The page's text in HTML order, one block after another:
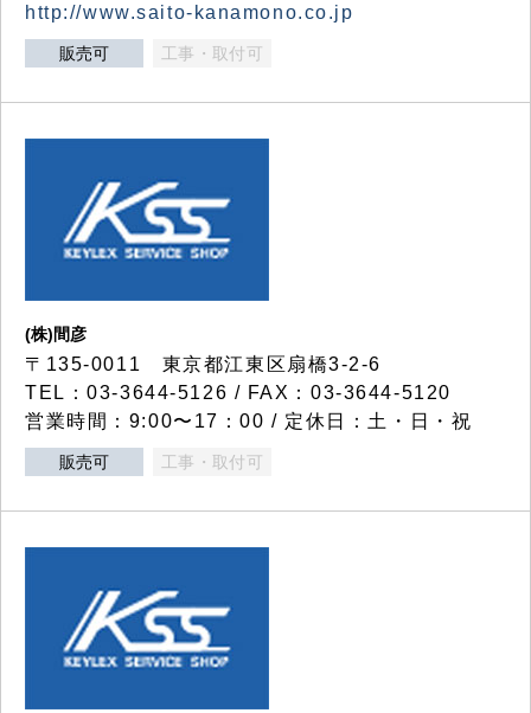
http://www.saito-kanamono.co.jp
販売可 工事・取付可
(株)間彦
〒135-0011 東京都江東区扇橋3-2-6
TEL：03-3644-5126 / FAX：03-3644-5120
営業時間：9:00〜17：00 / 定休日：土・日・祝
販売可 工事・取付可